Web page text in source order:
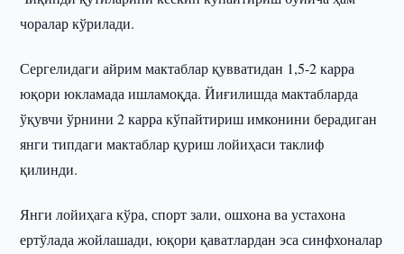
чоралар кўрилади.
Сергелидаги айрим мактаблар қувватидан 1,5-2 карра
юқори юкламада ишламоқда. Йиғилишда мактабларда
ўқувчи ўрнини 2 карра кўпайтириш имконини берадиган
янги типдаги мактаблар қуриш лойиҳаси таклиф
қилинди.
Янги лойиҳага кўра, спорт зали, ошхона ва устахона
ертўлада жойлашади, юқори қаватлардан эса синфхоналар